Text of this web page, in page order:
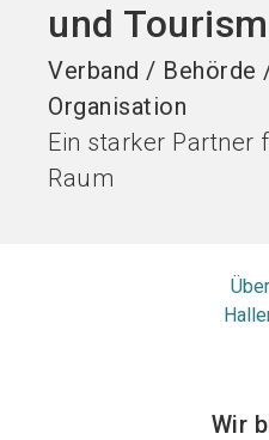
und
Verband / Behörde
Organisation
Ein starker Partner
Raum
Wir